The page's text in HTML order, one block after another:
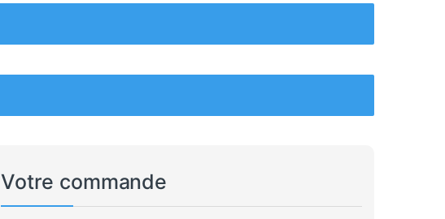
Votre commande